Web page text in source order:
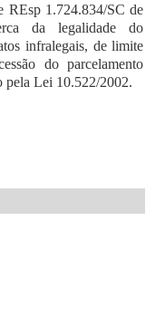
REsp 1.724.834/SC de
da legalidade do
infralegais, de limite
do parcelamento
Lei 10.522/2002.